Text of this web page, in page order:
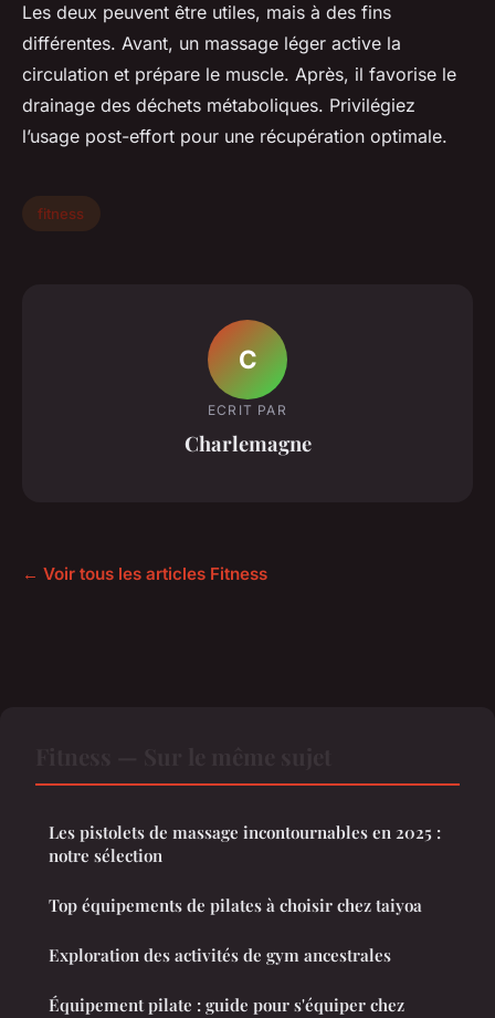
Les deux peuvent être utiles, mais à des fins
différentes. Avant, un massage léger active la
circulation et prépare le muscle. Après, il favorise le
drainage des déchets métaboliques. Privilégiez
l’usage post-effort pour une récupération optimale.
fitness
C
ECRIT PAR
Charlemagne
← Voir tous les articles Fitness
Les pistolets de massage incontournables en 2025 :
notre sélection
Top équipements de pilates à choisir chez taiyoa
Exploration des activités de gym ancestrales
Équipement pilate : guide pour s'équiper chez